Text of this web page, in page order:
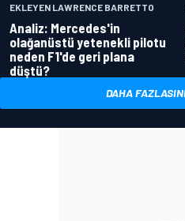
EKLEYEN LAWRENCE BARRETTO
Analiz: Mercedes'in
olağanüstü yetenekli pilotu
neden F1'de geri plana
düştü?
DAHA